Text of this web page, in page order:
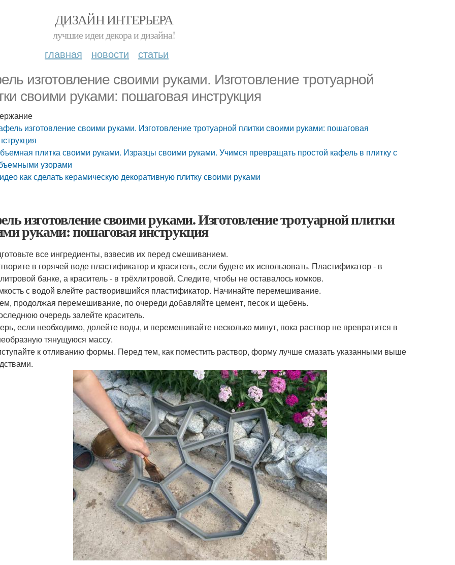
ДИЗАЙН ИНТЕРЬЕРА
лучшие идеи декора и дизайна!
главная новости статьи
изготовление своими руками. Изготовление тротуарной
своими руками: пошаговая инструкция
изготовление своими руками. Изготовление тротуарной плитки своими руками: пошаговая
плитка своими руками. Изразцы своими руками. Учимся превращать простой кафель в плитку с
узорами
как сделать керамическую декоративную плитку своими руками
изготовление своими руками. Изготовление тротуарной плитки
руками: пошаговая инструкция
все ингредиенты, взвесив их перед смешиванием.
в горячей воде пластификатор и краситель, если будете их использовать. Пластификатор - в
банке, а краситель - в трёхлитровой. Следите, чтобы не оставалось комков.
с водой влейте растворившийся пластификатор. Начинайте перемешивание.
продолжая перемешивание, по очереди добавляйте цемент, песок и щебень.
очередь залейте краситель.
если необходимо, долейте воды, и перемешивайте несколько минут, пока раствор не превратится в
тянущуюся массу.
к отливанию формы. Перед тем, как поместить раствор, форму лучше смазать указанными выше